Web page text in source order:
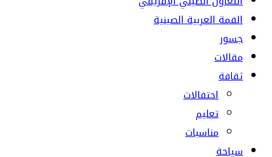
القمة العربية الصينية
جسور
مقالات
ثقافة
احتفالات
تعليم
مناسبات
سياحة